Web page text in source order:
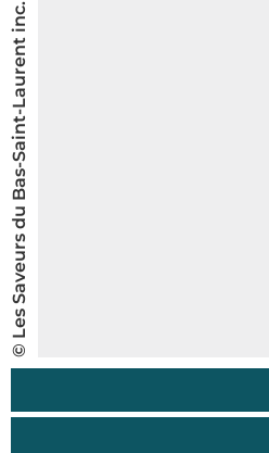
© Les Saveurs du Bas-Saint-Laurent inc.